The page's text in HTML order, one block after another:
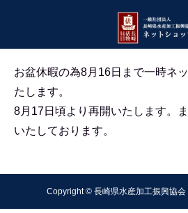
お盆休暇の為8月16日まで一時ネ
たします。
8月17日頃より再開いたします。
いたしております。
Copyright © 長崎県水産加工振興協